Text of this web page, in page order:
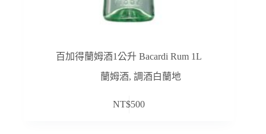
百加得蘭姆酒1公升 Bacardi Rum 1L
蘭姆酒,調酒白蘭地
NT$500